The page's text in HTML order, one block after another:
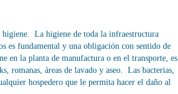
La higiene de toda la infraestructura
es fundamental y una obligación con sentido de
en la planta de manufactura o en el transporte, es
romanas, áreas de lavado y aseo. Las bacterias,
hospedero que le permita hacer el daño al